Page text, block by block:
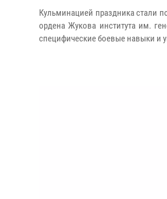
Кульминацией праздника стали
ордена Жукова института им.
специфические боевые навыки и